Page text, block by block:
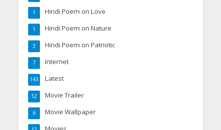
Hindi Poem on Love
1
Hindi Poem on Nature
1
Hindi Poem on Patriotic
3
Internet
7
Latest
143
Movie Trailer
12
Movie Wallpaper
6